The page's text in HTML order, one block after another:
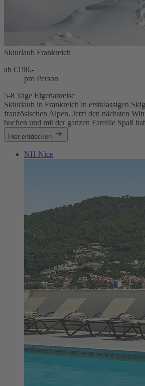
Skiurlaub Frankreich
ab €190,-
pro Person
5-8 Tage Eigenanreise
Skiurlaub in Frankreich in erstklassigen
französischen Alpen. Jetzt den nächsten
buchen und mit der ganzen Familie Spaß
Hier entdecken
NH Nice